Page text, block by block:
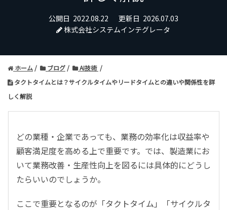
公開日 2022.08.22 更新日 2026.07.03
株式会社システムインテグレータ
ホーム ブログ
AI技術
タクトタイムとは？サイクルタイムやリードタイムとの違いや関係性を詳
しく解説
どの業種・企業であっても、業務の効率化は収益率や
顧客満足度を高める上で重要です。では、製造業にお
いて業務改善・生産性向上を図るには具体的にどうし
たらいいのでしょうか。
ここで重要となるのが「タクトタイム」「サイクルタ